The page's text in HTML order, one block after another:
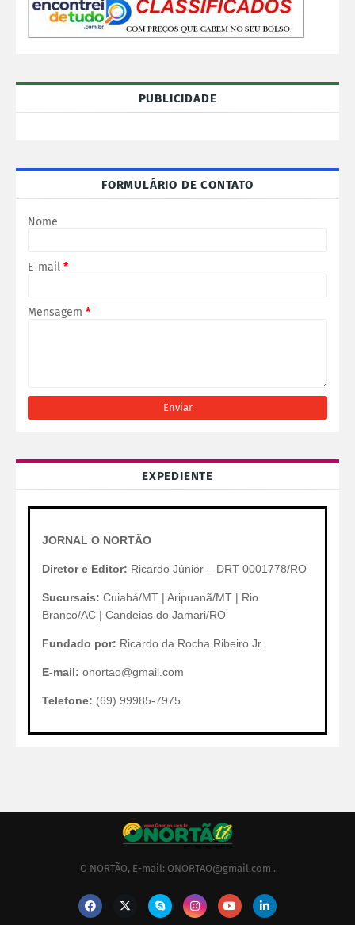
PUBLICIDADE
FORMULÁRIO DE CONTATO
Nome
E-mail *
Mensagem *
EXPEDIENTE
JORNAL O NORTÃO
Diretor e Editor: Ricardo Júnior – DRT 0001778/RO
Sucursais: Cuiabá/MT | Aripuanã/MT | Rio
Branco/AC | Candeias do Jamari/RO
Fundado por: Ricardo da Rocha Ribeiro Jr.
E-mail: onortao@gmail.com
Telefone: (69) 99985-7975
O NORTÃO, E-mail: ONORTAO@gmail.com .